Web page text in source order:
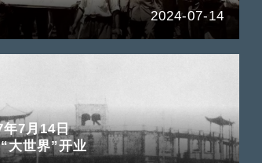
2024-07-14
年7月14日
大世界”开业